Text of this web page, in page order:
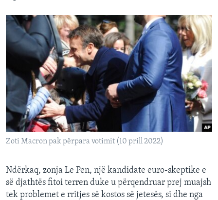
Zoti Macron pak përpara votimit (10 prill 2022)
Ndërkaq, zonja Le Pen, një kandidate euro-skeptike e
së djathtës fitoi terren duke u përqendruar prej muajsh
tek problemet e rritjes së kostos së jetesës, si dhe nga